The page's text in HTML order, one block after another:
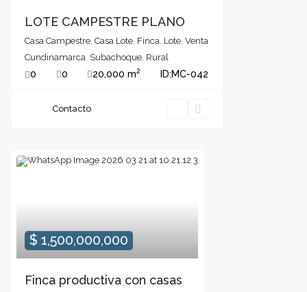
LOTE CAMPESTRE PLANO
Casa Campestre ,Casa Lote Finca Lote ,Venta
Cundinamarca Subachoque Rural
0 0 20,000 m2 ID:MC-042
Contacto
$ 1,500,000,000
Finca productiva con casas